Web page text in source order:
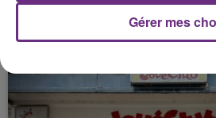
LA CENTRALE NUCLÉAIRE
TOUJOURS À L'ARRÊT
nucléaire ardennaise est à
justifiée par la sécheresse
présente.
Gérer mes